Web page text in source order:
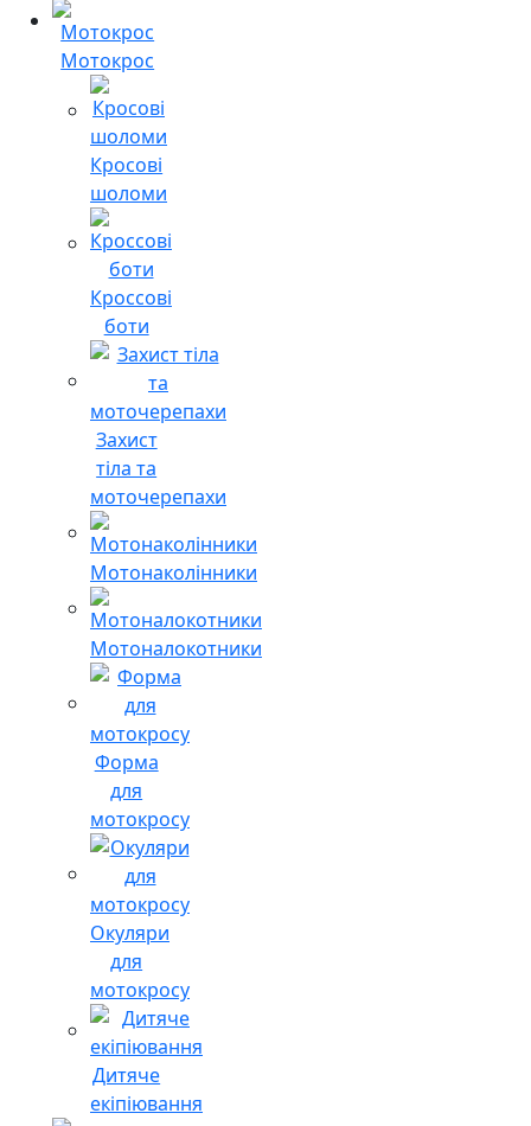
Мотокрос
Кросові
шоломи
Кроссові
боти
Захист
тіла та
моточерепахи
Мотонаколінники
Мотоналокотники
Форма
для
мотокросу
Окуляри
для
мотокросу
Дитяче
екіпіювання